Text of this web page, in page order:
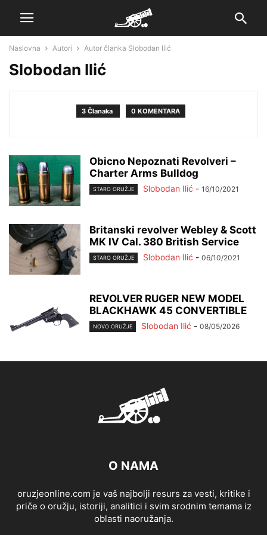
Naslovna Autori Autor članka Slobodan Ilić
Slobodan Ilić
3 Članaka 0 KOMENTARA
Obicno Nepoznati Revolveri –
Charter Arms Bulldog
STARO ORUŽJE Slobodan Ilić - 16/10/2021
Britanski revolver Webley & Scott
MK IV Cal. 380 British Service
STARO ORUŽJE Slobodan Ilić - 06/10/2021
REVOLVER RUGER NEW MODEL
BLACKHAWK 45 CONVERTIBLE
NOVO ORUŽJE Slobodan Ilić - 08/05/2026
O NAMA
oruzjeonline.com je vaš najbolji resurs za vesti, kritike i
priče o oružju, istoriji, analitici i svim srodnim temama iz
oblasti naoružanja.